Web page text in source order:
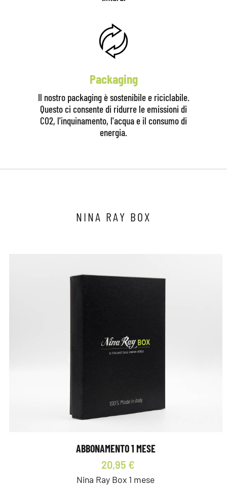
Packaging
Il nostro packaging è sostenibile e riciclabile.
Questo ci consente di ridurre le emissioni di
CO2, l'inquinamento, l'acqua e il consumo di
energia.
NINA RAY BOX
ABBONAMENTO 1 MESE
20,95 €
Nina Ray Box 1 mese